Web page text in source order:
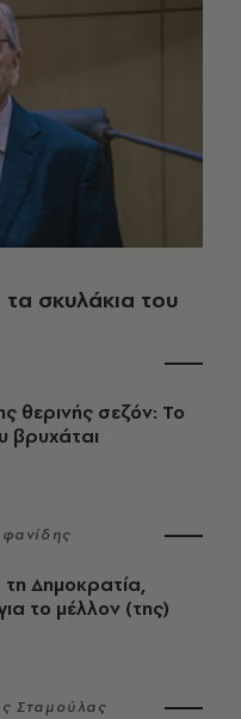
σκυλάκια του
θερινής σεζόν: Το
βρυχάται
τη Δημοκρατία,
το μέλλον (της)
Σταμούλας